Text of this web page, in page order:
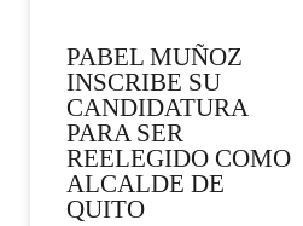
PABEL MUÑOZ
INSCRIBE SU
CANDIDATURA
PARA SER
REELEGIDO COMO
ALCALDE DE
QUITO